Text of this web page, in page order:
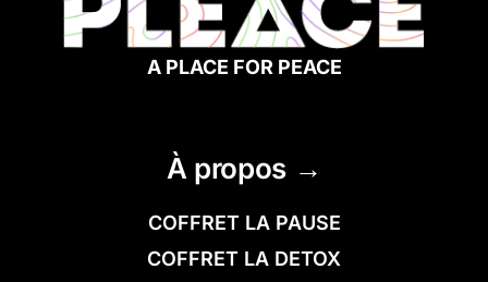
A PLACE FOR PEACE
À propos →
COFFRET LA PAUSE
COFFRET LA DETOX